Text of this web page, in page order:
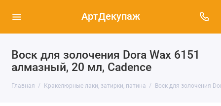
АртДекупаж
Воск для золочения Dora Wax 6151
алмазный, 20 мл, Cadence
Главная Кракелюрные лаки, затирки, патина Воск для золочения